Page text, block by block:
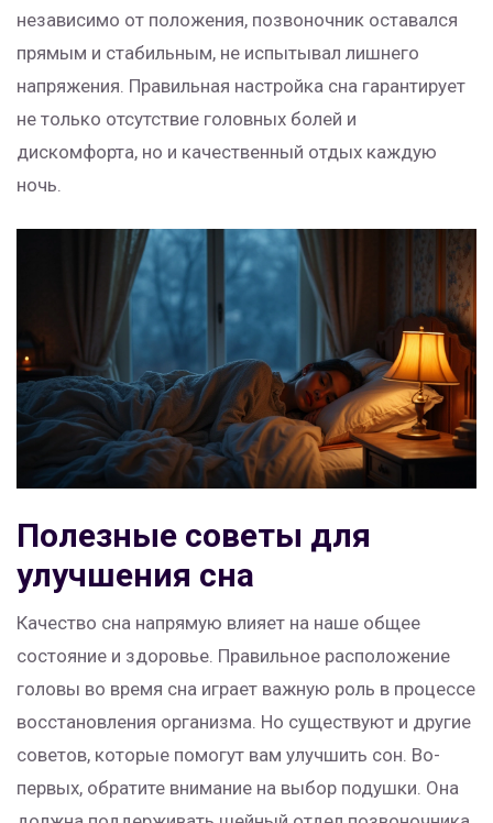
независимо от положения, позвоночник оставался
прямым и стабильным, не испытывал лишнего
напряжения. Правильная настройка сна гарантирует
не только отсутствие головных болей и
дискомфорта, но и качественный отдых каждую
ночь.
Полезные советы для
улучшения сна
Качество сна напрямую влияет на наше общее
состояние и здоровье. Правильное расположение
головы во время сна играет важную роль в процессе
восстановления организма. Но существуют и другие
советов, которые помогут вам улучшить сон. Во-
первых, обратите внимание на выбор подушки. Она